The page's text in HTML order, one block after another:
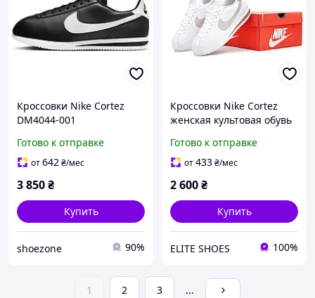
Кроссовки Nike Cortez
DM4044-001
Готово к отправке
от642₴/мес
3 850₴
Купить
shoezone 90%
Кроссовки Nike Cortez
женская культовая обувь
Готово к отправке
от433₴/мес
2 600₴
Купить
ELITE SHOES 100%
1 2 3 ...